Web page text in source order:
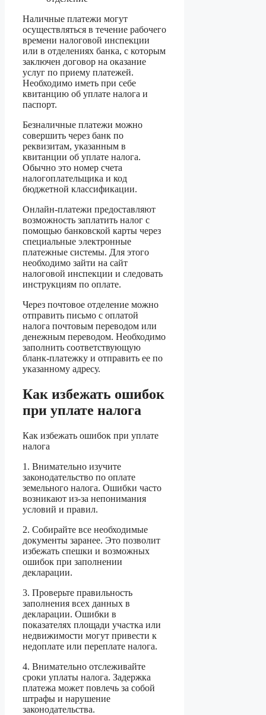
Наличные платежи могут
осуществляться в течение рабочего
времени налоговой инспекции
или в отделениях банка, с которым
заключен договор на оказание
услуг по приему платежей.
Необходимо иметь при себе
квитанцию об уплате налога и
паспорт.
Безналичные платежи можно
совершить через банк по
реквизитам, указанным в
квитанции об уплате налога.
Обычно это номер счета
налогоплательщика и код
бюджетной классификации.
Онлайн-платежи предоставляют
возможность заплатить налог с
помощью банковской карты через
специальные электронные
платежные системы. Для этого
необходимо зайти на сайт
налоговой инспекции и следовать
инструкциям по оплате.
Через почтовое отделение можно
отправить письмо с оплатой
налога почтовым переводом или
денежным переводом. Необходимо
заполнить соответствующую
бланк-платежку и отправить ее по
указанному адресу.
Как избежать ошибок
при уплате налога
Как избежать ошибок при уплате
налога
1. Внимательно изучите
законодательство по оплате
земельного налога. Ошибки часто
возникают из-за непонимания
условий и правил.
2. Собирайте все необходимые
документы заранее. Это позволит
избежать спешки и возможных
ошибок при заполнении
декларации.
3. Проверьте правильность
заполнения всех данных в
декларации. Ошибки в
показателях площади участка или
недвижимости могут привести к
недоплате или переплате налога.
4. Внимательно отслеживайте
сроки уплаты налога. Задержка
платежа может повлечь за собой
штрафы и нарушение
законодательства.